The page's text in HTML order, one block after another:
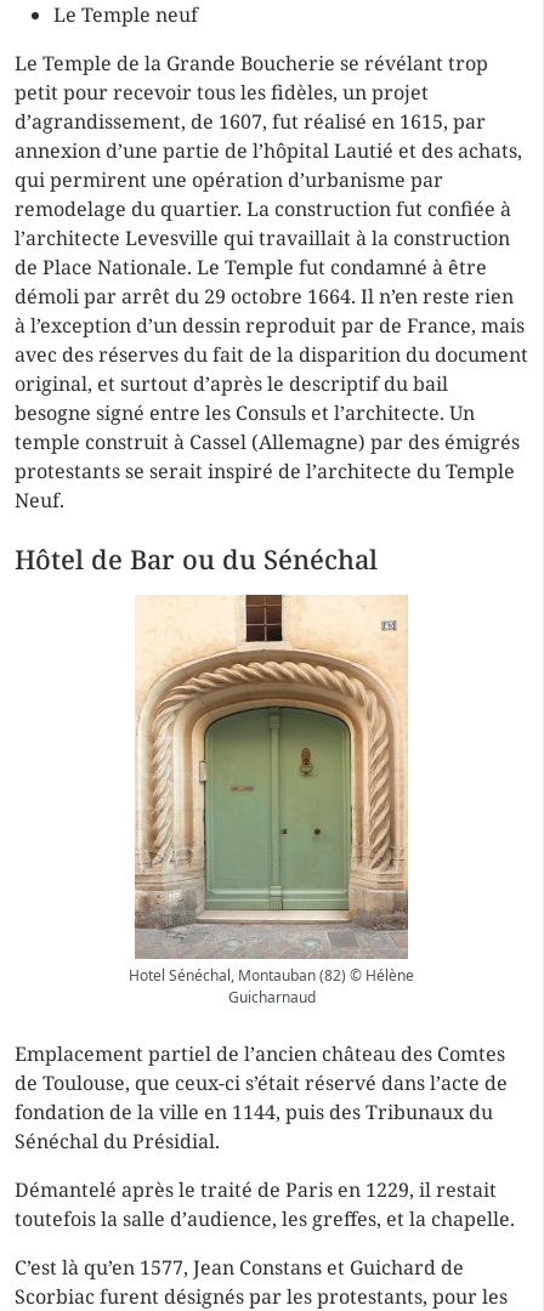
Le Temple neuf
Le Temple de la Grande Boucherie se révélant trop
petit pour recevoir tous les fidèles, un projet
d’agrandissement, de 1607, fut réalisé en 1615, par
annexion d’une partie de l’hôpital Lautié et des achats,
qui permirent une opération d’urbanisme par
remodelage du quartier. La construction fut confiée à
l’architecte Levesville qui travaillait à la construction
de Place Nationale. Le Temple fut condamné à être
démoli par arrêt du 29 octobre 1664. Il n’en reste rien
à l’exception d’un dessin reproduit par de France, mais
avec des réserves du fait de la disparition du document
original, et surtout d’après le descriptif du bail
besogne signé entre les Consuls et l’architecte. Un
temple construit à Cassel (Allemagne) par des émigrés
protestants se serait inspiré de l’architecte du Temple
Neuf.
Hôtel de Bar ou du Sénéchal
Hotel Sénéchal, Montauban (82) © Hélène
Guicharnaud
Emplacement partiel de l’ancien château des Comtes
de Toulouse, que ceux-ci s’était réservé dans l’acte de
fondation de la ville en 1144, puis des Tribunaux du
Sénéchal du Présidial.
Démantelé après le traité de Paris en 1229, il restait
toutefois la salle d’audience, les greffes, et la chapelle.
C’est là qu’en 1577, Jean Constans et Guichard de
Scorbiac furent désignés par les protestants, pour les